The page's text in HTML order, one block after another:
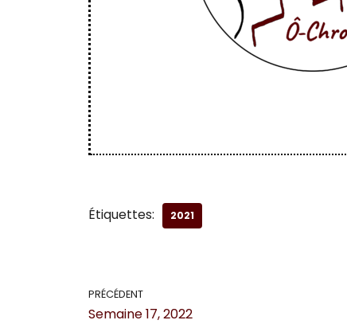
Étiquettes: 2021
PRÉCÉDENT
Semaine 17, 2022